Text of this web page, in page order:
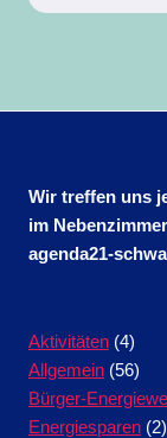
Wir treffen uns
im
agenda21-
Aktivitäten (4)
Allgemein (56)
Bürger-
Energiesparen (2)